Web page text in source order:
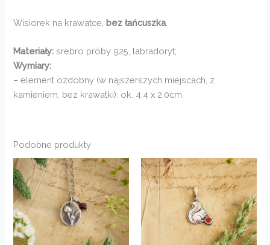
Wisiorek na krawatce, bez łańcuszka.
Materiały: srebro próby 925, labradoryt;
Wymiary:
– element ozdobny (w najszerszych miejscach, z
kamieniem, bez krawatki): ok. 4,4 x 2,0cm.
Podobne produkty